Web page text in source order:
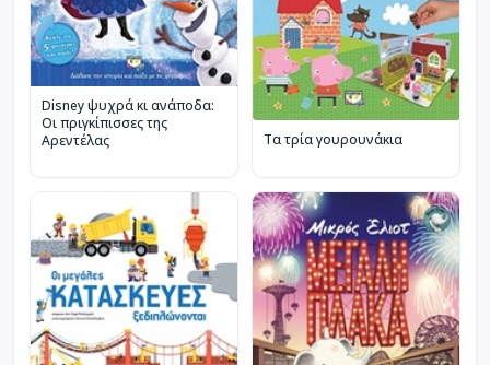
Disney ψυχρά κι ανάποδα:
Οι πριγκίπισσες της
Αρεντέλας
Τα τρία γουρουνάκια